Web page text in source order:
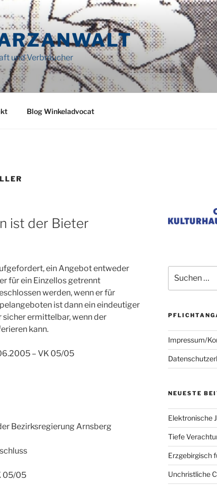
und Verbraucher
Blog Winkeladvocat
ist der Bieter
ein Angebot entweder
für ein Einzellos getrennt
werden, wenn er für
ist dann ein eindeutiger
ermittelbar, wenn der
kann.
– VK 05/05
Bezirksregierung Arnsberg
05/05
nach:
Impressum/
NEUESTE
Elektronische
Tiefe
Erzgebirgisch
Unchristliche